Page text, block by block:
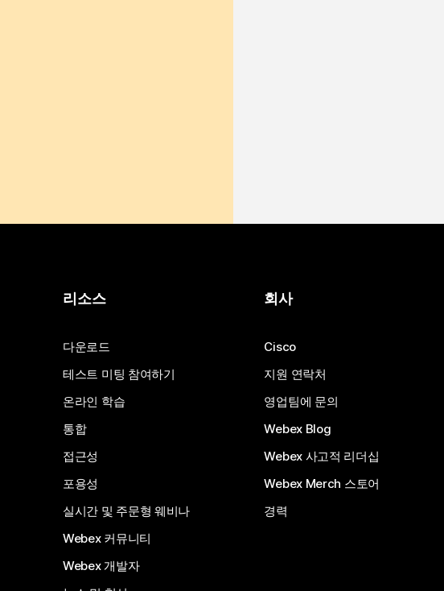
리소스
다운로드
테스트 미팅 참여하기
온라인 학습
통합
접근성
포용성
실시간 및 주문형 웨비나
Webex 커뮤니티
Webex 개발자
회사
Cisco
지원 연락처
영업팀에 문의
Webex Blog
Webex 사고적 리더십
Webex Merch 스토어
경력